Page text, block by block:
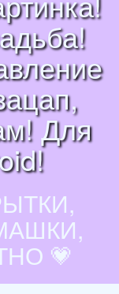
Для
💗